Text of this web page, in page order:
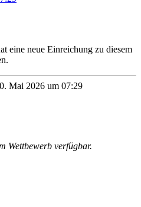
eine neue Einreichung zu diesem
Mai 2026 um 07:29
Wettbewerb verfügbar.